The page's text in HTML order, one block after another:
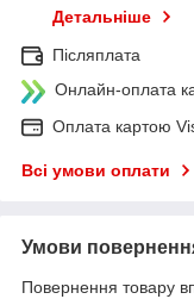
Детальніше
Післяплата
Онлайн-оплата
Оплата картою
Всі умови оплати
Умови
Повернення товару